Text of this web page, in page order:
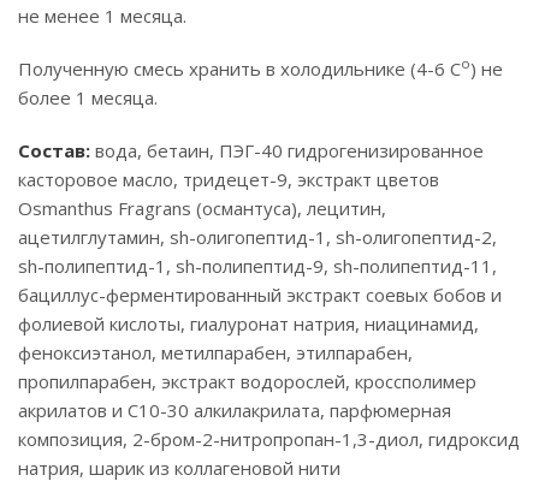
не менее 1 месяца.
Полученную смесь хранить в холодильнике (4-6 Со) не
более 1 месяца.
Состав: вода, бетаин, ПЭГ-40 гидрогенизированное
касторовое масло, тридецет-9, экстракт цветов
Osmanthus Fragrans (османтуса), лецитин,
ацетилглутамин, sh-олигопептид-1, sh-олигопептид-2,
sh-полипептид-1, sh-полипептид-9, sh-полипептид-11,
бациллус-ферментированный экстракт соевых бобов и
фолиевой кислоты, гиалуронат натрия, ниацинамид,
феноксиэтанол, метилпарабен, этилпарабен,
пропилпарабен, экстракт водорослей, кроссполимер
акрилатов и C10-30 алкилакрилата, парфюмерная
композиция, 2-бром-2-нитропропан-1,3-диол, гидроксид
натрия, шарик из коллагеновой нити